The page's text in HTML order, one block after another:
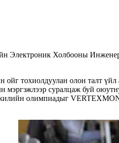
Холбооны
тохиолдуулан олон талт үйл
мэргэжлээр суралцаж буй
олимпиадыг